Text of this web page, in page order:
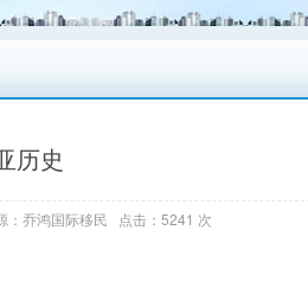
历史
乔鸿国际移民 点击：5241 次